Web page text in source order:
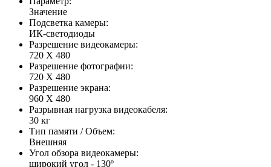
Значение
Подсветка камеры:
ИК-светодиоды
Разрешение видеокамеры:
720 Х 480
Разрешение фотографии:
720 Х 480
Разрешение экрана:
960 Х 480
Разрывная нагрузка видеокабеля:
30 кг
Тип памяти / Объем:
Внешняя
Угол обзора видеокамеры:
широкий угол - 130º